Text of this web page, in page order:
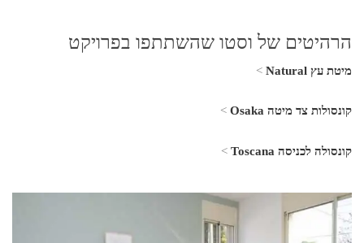
הרהיטים של וסטו שהשתתפו בפרויקט
מיטת עץ Natural >
קונסולות צד מיטה Osaka >
קונסולה לכניסה Toscana >